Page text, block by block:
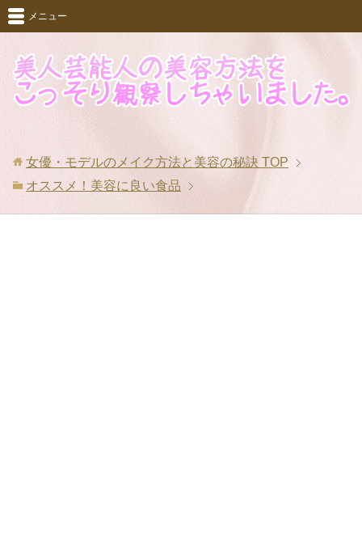
メニュー
女優・モデルのメイク方法と美容の秘訣 TOP
オススメ！美容に良い食品